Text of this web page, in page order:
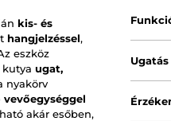
kis- és
hangjelzéssel,
eszköz
kutya ugat,
nyakörv
akár esőben,